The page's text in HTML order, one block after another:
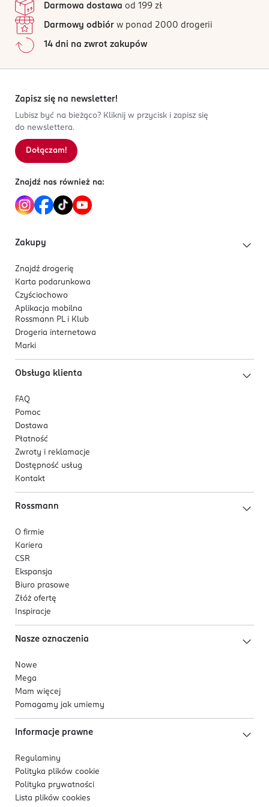
Plastelina jest nietoksyczna.
PRODUCENT/PODMIOT ODPOWIEDZIALNY
TWJ SP. Z O.O.
twj@home.pl
513104056
Kod EAN
Wszystkie opinie są zweryfikowane zakupem.
4
0%
2
1
0%
Sortowanie wg
Darmowa dostawa od 199 zł
Darmowy odbiór w ponad 2000 drogerii
14 dni na zwrot zakupów
Zapisz się na newsletter!
Lubisz być na bieżąco? Kliknij w przycisk i zapisz się
do newslettera.
Dołączam!
Znajdź nas również na:
Zakupy
Znajdź drogerię
Karta podarunkowa
Czyściochowo
Aplikacja mobilna
Rossmann PL i Klub
Drogeria internetowa
Marki
Obsługa klienta
FAQ
Pomoc
Dostawa
Płatność
Zwroty i reklamacje
Dostępność usług
Kontakt
Rossmann
O firmie
Kariera
CSR
Ekspansja
Biuro prasowe
Złóż ofertę
Inspiracje
Nasze oznaczenia
Nowe
Mega
Mam więcej
Pomagamy jak umiemy
Informacje prawne
Regulaminy
Polityka plików cookie
Polityka prywatności
Lista plików cookies